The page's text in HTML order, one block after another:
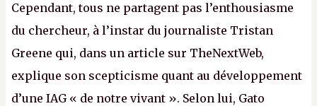
Cependant, tous ne partagent pas l’enthousiasme
du chercheur, à l’instar du journaliste Tristan
Greene qui, dans un article sur TheNextWeb,
explique son scepticisme quant au développement
d’une IAG « de notre vivant ». Selon lui, Gato